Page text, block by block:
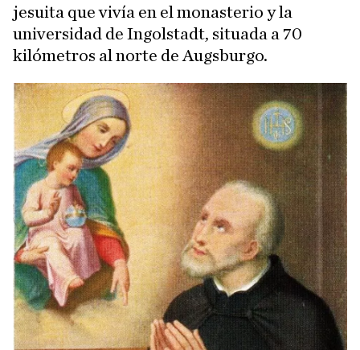
jesuita que vivía en el monasterio y la
universidad de Ingolstadt, situada a 70
kilómetros al norte de Augsburgo.